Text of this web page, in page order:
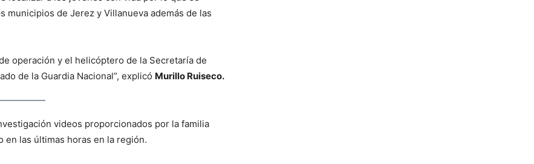
de Jerez y Villanueva además de las
operación y el helicóptero de la Secretaría de
de la Guardia Nacional”, explicó Murillo Ruiseco.
videos proporcionados por la familia
en las últimas horas en la región.